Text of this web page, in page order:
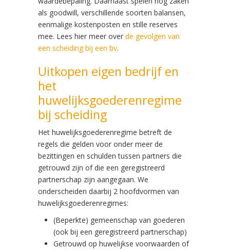
als goodwill, verschillende soorten balansen,
eenmalige kostenposten en stille reserves
mee. Lees hier meer over de gevolgen van
een scheiding bij een bv.
Uitkopen eigen bedrijf en
het
huwelijksgoederenregime
bij scheiding
Het huwelijksgoederenregime betreft de
regels die gelden voor onder meer de
bezittingen en schulden tussen partners die
getrouwd zijn of die een geregistreerd
partnerschap zijn aangegaan. We
onderscheiden daarbij 2 hoofdvormen van
huwelijksgoederenregimes:
(Beperkte) gemeenschap van goederen
(ook bij een geregistreerd partnerschap)
Getrouwd op huwelijkse voorwaarden of